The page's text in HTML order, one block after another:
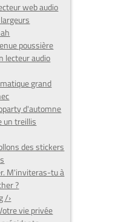
web audio
poussière
lecteur audio
grand
d'automne
un treillis
des stickers
M'inviteras-tu à
?
/›
vie privée